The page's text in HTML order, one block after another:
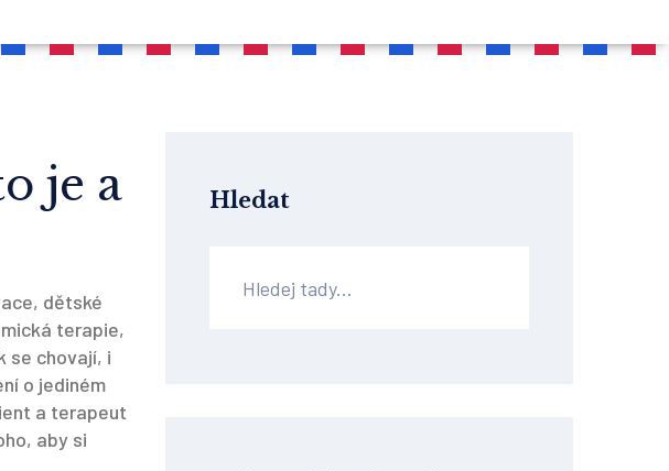
je a
dětské
terapie,
se chovají, i
o jediném
a terapeut
aby si
Hledat